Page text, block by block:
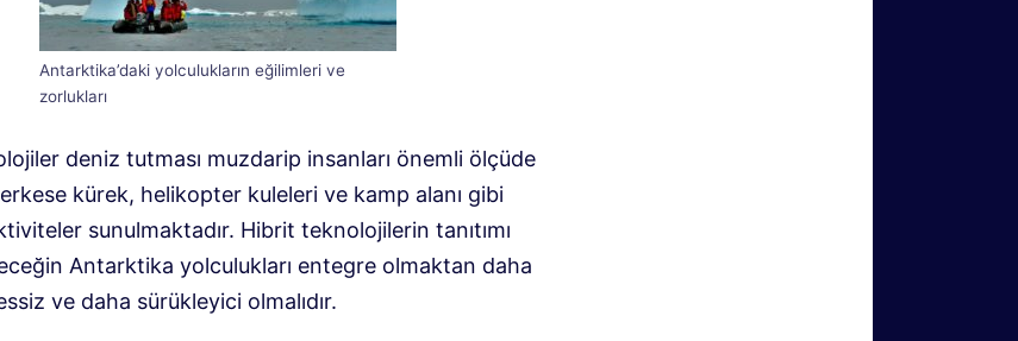
Antarktika’daki yolculukların eğilimleri ve
zorlukları
deniz tutması muzdarip insanları önemli ölçüde
kürek, helikopter kuleleri ve kamp alanı gibi
sunulmaktadır. Hibrit teknolojilerin tanıtımı
Antarktika yolculukları entegre olmaktan daha
ve daha sürükleyici olmalıdır.